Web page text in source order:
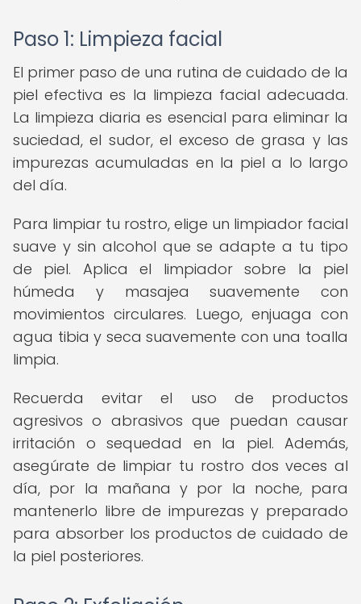
Paso 1: Limpieza facial
El primer paso de una rutina de cuidado de la
piel efectiva es la limpieza facial adecuada.
La limpieza diaria es esencial para eliminar la
suciedad, el sudor, el exceso de grasa y las
impurezas acumuladas en la piel a lo largo
del día.
Para limpiar tu rostro, elige un limpiador facial
suave y sin alcohol que se adapte a tu tipo
de piel. Aplica el limpiador sobre la piel
húmeda y masajea suavemente con
movimientos circulares. Luego, enjuaga con
agua tibia y seca suavemente con una toalla
limpia.
Recuerda evitar el uso de productos
agresivos o abrasivos que puedan causar
irritación o sequedad en la piel. Además,
asegúrate de limpiar tu rostro dos veces al
día, por la mañana y por la noche, para
mantenerlo libre de impurezas y preparado
para absorber los productos de cuidado de
la piel posteriores.